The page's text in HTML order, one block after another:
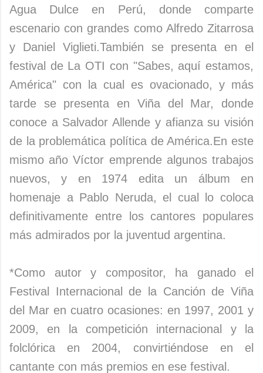
Agua Dulce en Perú, donde comparte
escenario con grandes como Alfredo Zitarrosa
y Daniel Viglieti.También se presenta en el
festival de La OTI con "Sabes, aquí estamos,
América" con la cual es ovacionado, y más
tarde se presenta en Viña del Mar, donde
conoce a Salvador Allende y afianza su visión
de la problemática política de América.En este
mismo año Víctor emprende algunos trabajos
nuevos, y en 1974 edita un álbum en
homenaje a Pablo Neruda, el cual lo coloca
definitivamente entre los cantores populares
más admirados por la juventud argentina.
*Como autor y compositor, ha ganado el
Festival Internacional de la Canción de Viña
del Mar en cuatro ocasiones: en 1997, 2001 y
2009, en la competición internacional y la
folclórica en 2004, convirtiéndose en el
cantante con más premios en ese festival.